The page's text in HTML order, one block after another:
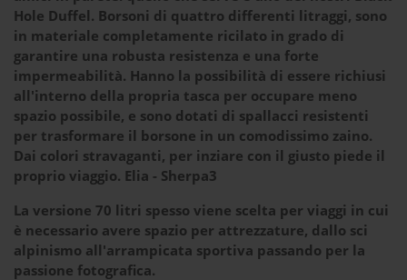
Hole Duffel. Borsoni di quattro differenti litraggi, sono
in materiale completamente ricilato in grado di
garantire una robusta resistenza e una forte
impermeabilità. Hanno la possibilità di essere richiusi
all'interno della propria tasca per occupare meno
spazio possibile, e sono dotati di spallacci resistenti
per trasformare il borsone in un comodissimo zaino.
Dai colori stravaganti, per inziare con il giusto piede il
proprio viaggio. Elia - Sherpa3 ​
La versione 70 litri spesso viene scelta per viaggi in cui
è necessario avere spazio per attrezzature, dallo sci
alpinismo all'arrampicata sportiva passando per la
passione fotografica.